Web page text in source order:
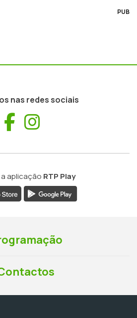
PUB
nas redes sociais
Facebook
aplicação RTP Play